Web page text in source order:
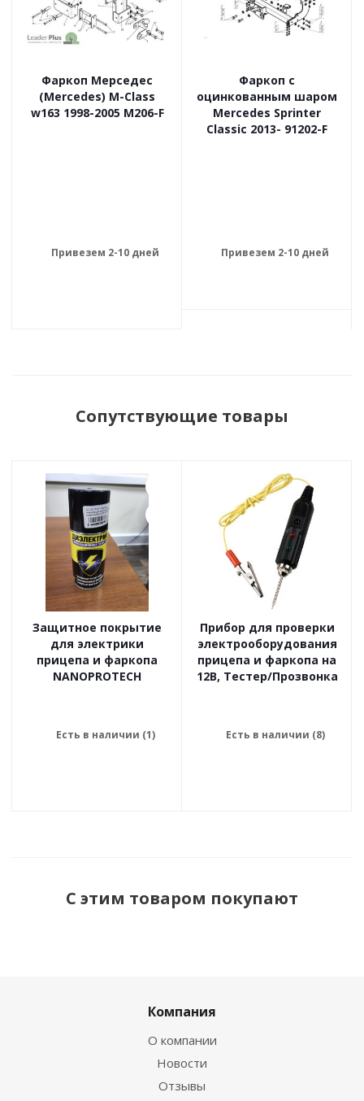
Фаркоп Мерседес
(Mercedes) M-Class
w163 1998-2005 M206-F
Привезем 2-10 дней
Фаркоп с
оцинкованным шаром
Mercedes Sprinter
Classic 2013- 91202-F
Привезем 2-10 дней
Сопутствующие товары
Защитное покрытие
для электрики
прицепа и фаркопа
NANOPROTECH
Есть в наличии (1)
Прибор для проверки
электрооборудования
прицепа и фаркопа на
12В, Тестер/Прозвонка
Есть в наличии (8)
С этим товаром покупают
Компания
О компании
Новости
Отзывы